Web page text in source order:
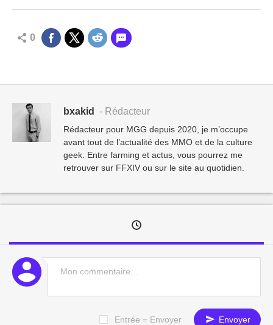
0
bxakid - Rédacteur
Rédacteur pour MGG depuis 2020, je m’occupe
avant tout de l’actualité des MMO et de la culture
geek. Entre farming et actus, vous pourrez me
retrouver sur FFXIV ou sur le site au quotidien.
Entrée = Envoyer Envoyer